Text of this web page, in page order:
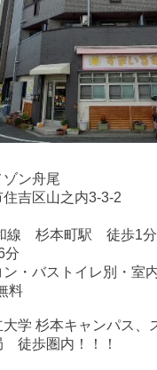
ン舟尾
吉区山之内3-3-2
線 杉本町駅 徒歩1
分
・バストイレ別・室
料
学 杉本キャンパス、
徒歩圏内！！！